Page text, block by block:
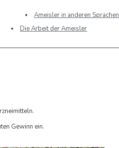
Ameisler in anderen Sprachen
Die Arbeit der Ameisler
Gewinn ein.